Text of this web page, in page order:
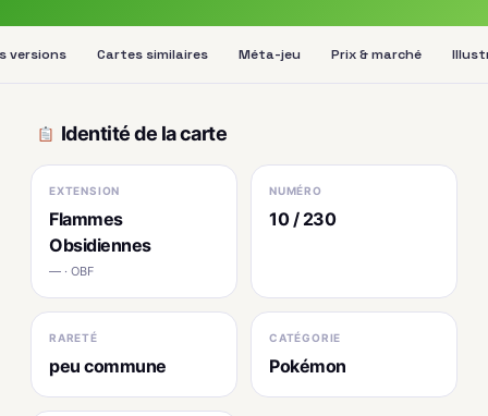
versions Cartes similaires Méta-jeu Prix & marché
Identité de la carte
EXTENSION
Flammes
Obsidiennes
— · OBF
NUMÉRO
10 / 230
RARETÉ
peu commune
CATÉGORIE
Pokémon